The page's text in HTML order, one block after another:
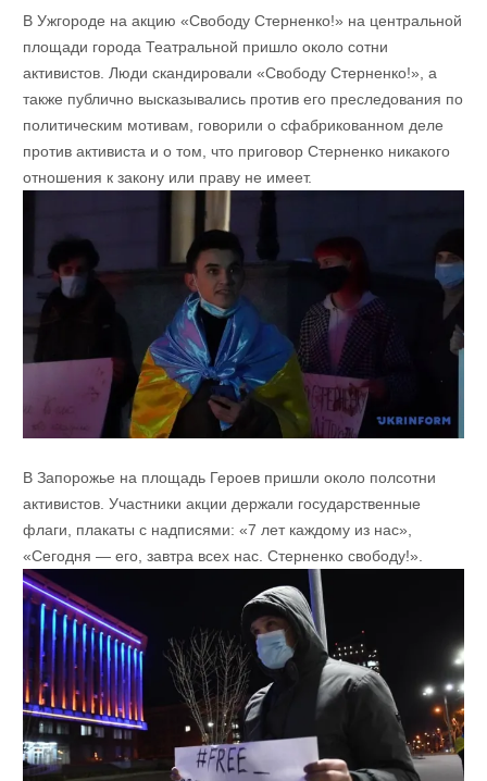
В Ужгороде на акцию «Свободу Стерненко!» на центральной
площади города Театральной пришло около сотни
активистов. Люди скандировали «Свободу Стерненко!», а
также публично высказывались против его преследования по
политическим мотивам, говорили о сфабрикованном деле
против активиста и о том, что приговор Стерненко никакого
отношения к закону или праву не имеет.
В Запорожье на площадь Героев пришли около полсотни
активистов. Участники акции держали государственные
флаги, плакаты с надписями: «7 лет каждому из нас»,
«Сегодня — его, завтра всех нас. Стерненко свободу!».